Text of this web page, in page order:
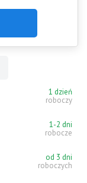
1 dzień
roboczy
1-2 dni
robocze
od 3 dni
roboczych